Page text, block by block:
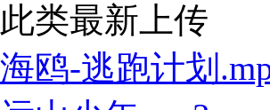
此类最新上传
海鸥-逃跑计划